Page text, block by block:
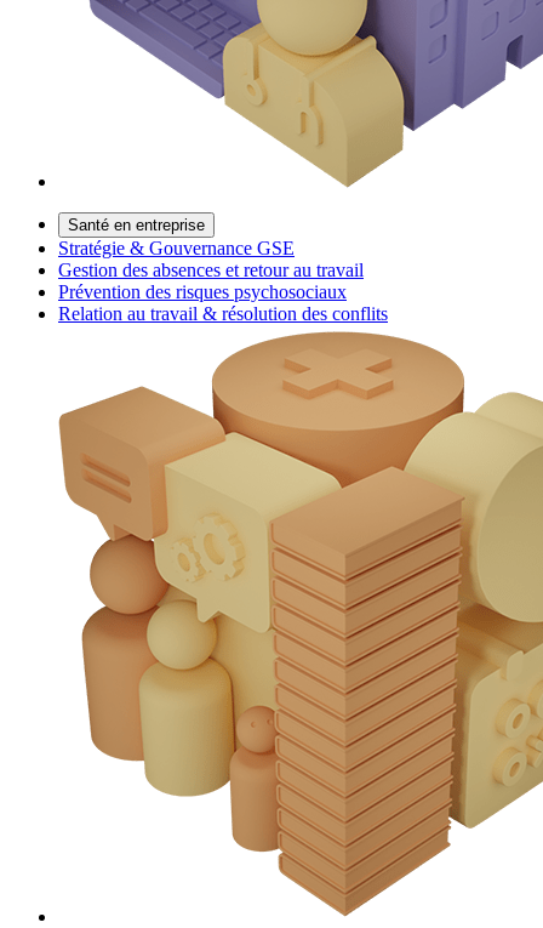
Santé en entreprise
Stratégie & Gouvernance GSE
Gestion des absences et retour au travail
Prévention des risques psychosociaux
Relation au travail & résolution des conflits